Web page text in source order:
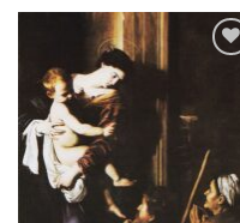
Aggiungi
dei
desideri